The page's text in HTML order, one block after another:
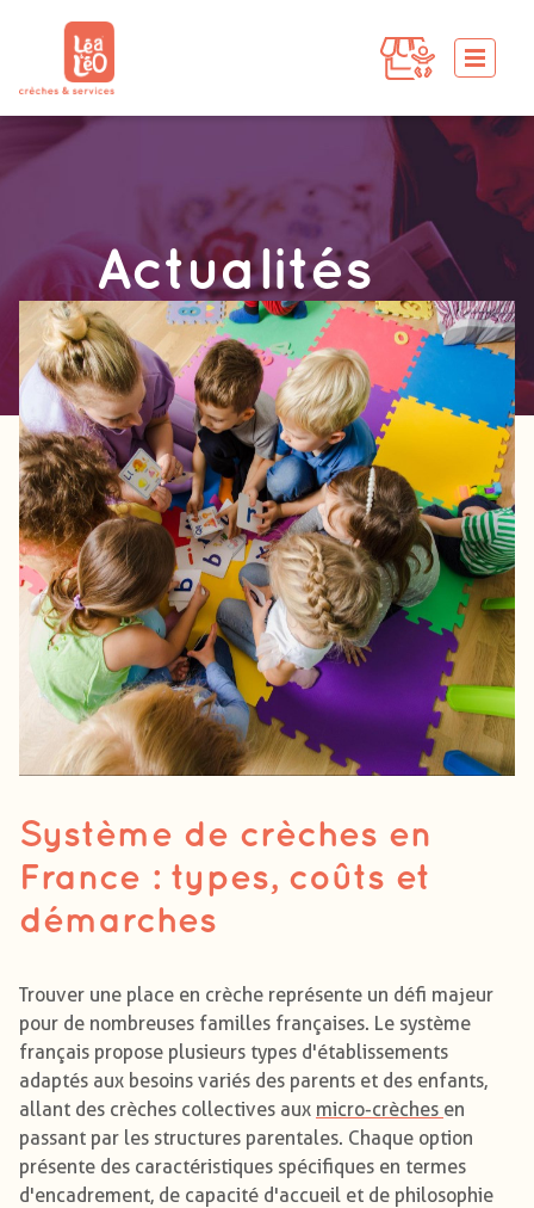
Actualités
Système de crèches en
France : types, coûts et
démarches
Trouver une place en crèche représente un défi majeur
pour de nombreuses familles françaises. Le système
français propose plusieurs types d'établissements
adaptés aux besoins variés des parents et des enfants,
allant des crèches collectives aux micro-crèches en
passant par les structures parentales. Chaque option
présente des caractéristiques spécifiques en termes
d'encadrement, de capacité d'accueil et de philosophie